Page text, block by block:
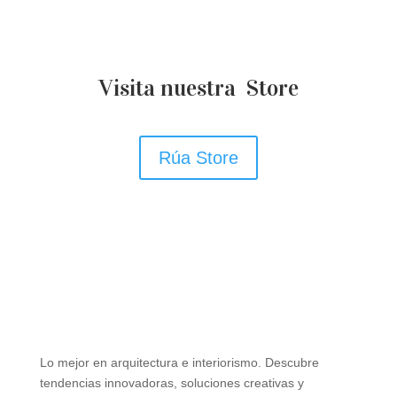
Visita nuestra Store
Rúa Store
Lo mejor en arquitectura e interiorismo. Descubre
tendencias innovadoras, soluciones creativas y